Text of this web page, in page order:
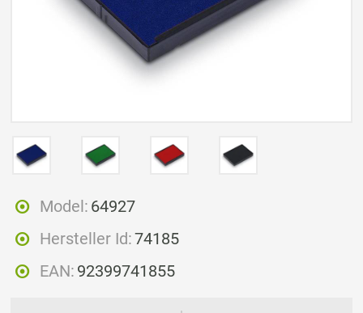
Model: 64927
Hersteller Id:74185
EAN: 92399741855